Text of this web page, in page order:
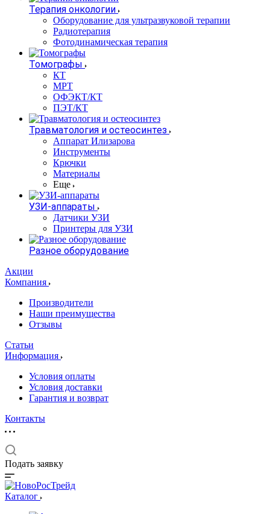
Терапия онкологии
Оборудование для ультразвуковой терапии
Радиотерапия
Фотодинамическая терапия
Томографы
КТ
МРТ
ОФЭКТ/КТ
ПЭТ/КТ
Травматология и остеосинтез
Аппарат Илизарова
Инструменты
Крючки
Материалы
Еще
УЗИ-аппараты
Датчики УЗИ
Принтеры для УЗИ
Разное оборудование
Акции
Компания
Производители
Наши преимущества
Отзывы
Статьи
Информация
Условия оплаты
Условия доставки
Гарантия и возврат
Контакты
Подать заявку
Каталог